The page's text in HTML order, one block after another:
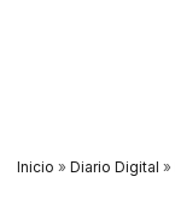
Inicio » Diario Digital »